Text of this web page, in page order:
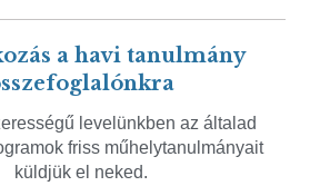
a havi tanulmány
levelünkben az általad
friss műhelytanulmányait
küldjük el neked.